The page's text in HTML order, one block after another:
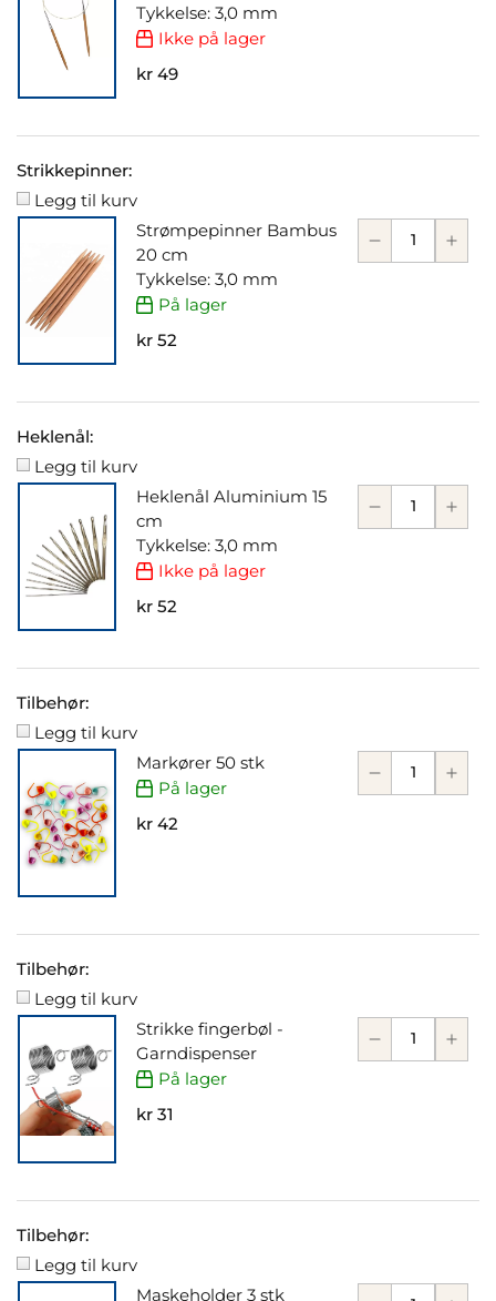
Tykkelse: 3,0 mm
Ikke på lager
kr 49
Strikkepinner:
Legg til kurv
Strømpepinner Bambus
20 cm
Tykkelse: 3,0 mm
På lager
kr 52
Heklenål:
Legg til kurv
Heklenål Aluminium 15
cm
Tykkelse: 3,0 mm
Ikke på lager
kr 52
Tilbehør:
Legg til kurv
Markører 50 stk
På lager
kr 42
Tilbehør:
Legg til kurv
Strikke fingerbøl -
Garndispenser
På lager
kr 31
Tilbehør:
Legg til kurv
Maskeholder 3 stk